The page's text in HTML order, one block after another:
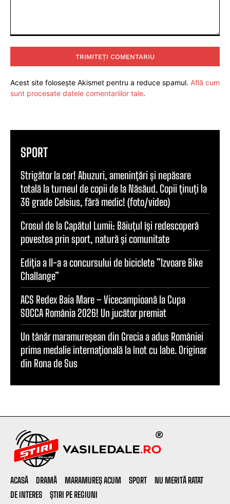
Acest site folosește Akismet pentru a reduce spamul. Află cum
sunt procesate datele comentariilor tale.
SPORT
Strigător la cer! Abuzuri, amenințări și nepăsare
totală la turneul de copii de la Năsăud. Copii ținuți la
36 grade Celsius, fără medic! (foto/video)
Crosul de la Capătul Lumii: Băiuțul își redescoperă
povestea prin sport, natură și comunitate
Ediția a II-a a concursului de biciclete ”Izvoare Bike
Challange”
ACS Redex Baia Mare – Vicecampioană la Cupa
SOCCA România 2026! Un jucător premiat
Un tânăr maramureșean din Grecia a adus României
prima medalie internațională la înot cu labe. Originar
din Rona de Sus
ACASĂ DRAMĂ MARAMUREȘ ACUM SPORT
NU MERITĂ RATAT
DE INTERES
ȘTIRI PE REGIUNI